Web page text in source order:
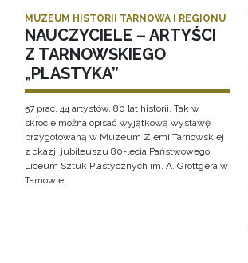
MUZEUM HISTORII TARNOWA I REGIONU
NAUCZYCIELE – ARTYŚCI
Z TARNOWSKIEGO
„PLASTYKA”
57 prac. 44 artystów. 80 lat historii. Tak w
skrócie można opisać wyjątkową wystawę
przygotowaną w Muzeum Ziemi Tarnowskiej
z okazji jubileuszu 80-lecia Państwowego
Liceum Sztuk Plastycznych im. A. Grottgera w
Tarnowie.